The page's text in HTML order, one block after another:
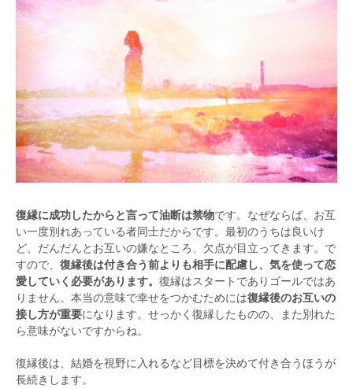
復縁に成功したからと言って油断は禁物です。なぜならば、お互
い一度別れあっている者同士だからです。最初のうちは良いけ
ど、だんだんとお互いの嫌なところ、欠点が目立ってきます。で
すので、 復縁後は付き合う前よりも相手に配慮し、気を使って恋
愛していく必要があります。 復縁はスタートでありゴールではあ
りません。本当の意味で幸せをつかむためには復縁後のお互いの
接し方が重要になります。せっかく復縁したものの、また別れた
ら意味がないですからね。
復縁後は、結婚を視野に入れるなど目標を決めて付き合うほうが
長続きします。